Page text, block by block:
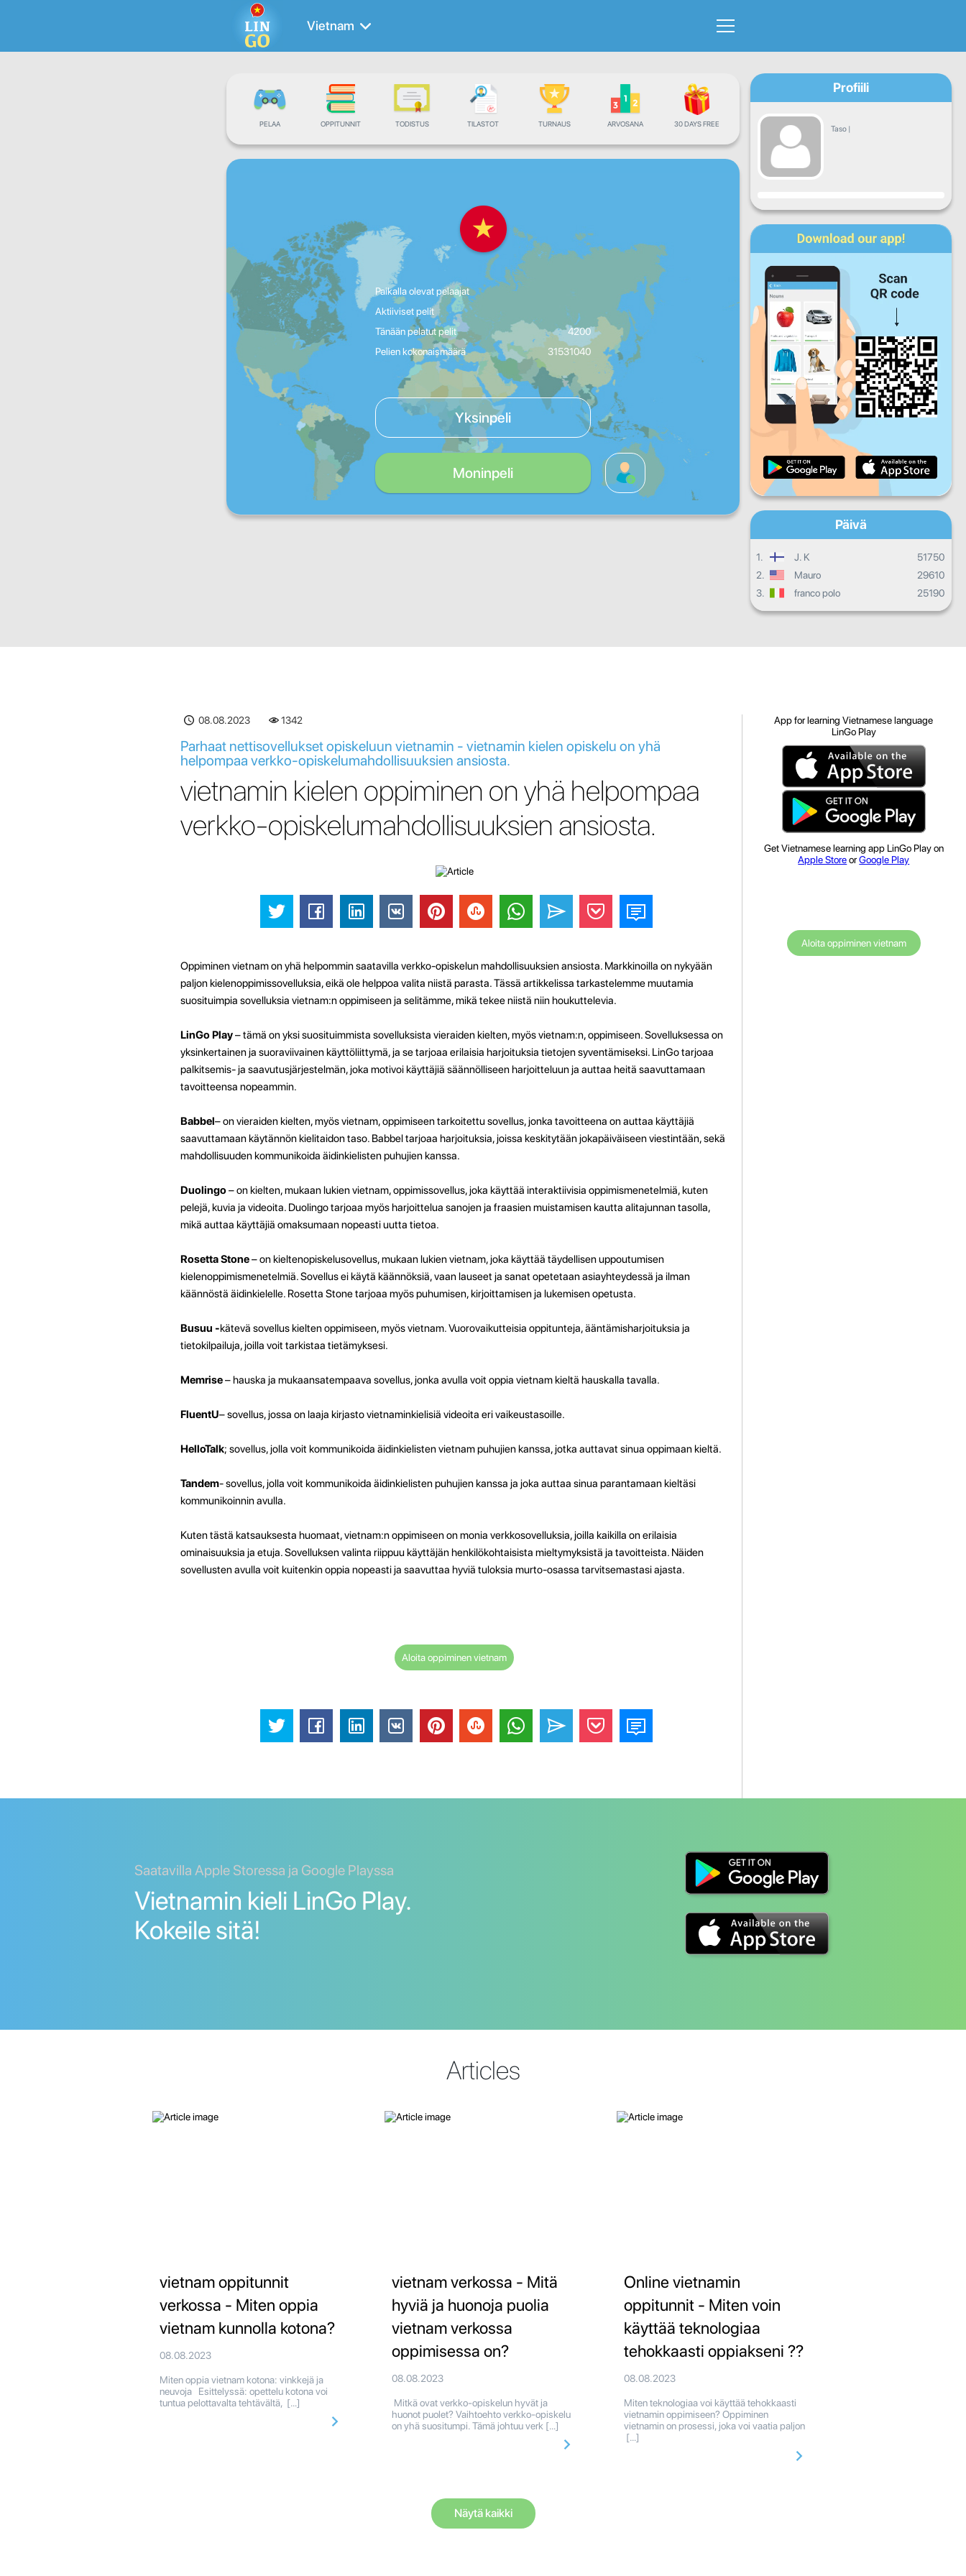
Vietnam
PELAA OPPITUNNIT TODISTUS TILASTOT TURNAUS ARVOSANA 30 DAYS FREE
Paikalla olevat pelaajat
Aktiiviset pelit
Tänään pelatut pelit
4200
Pelien kokonaismäärä
31531040
Yksinpeli
Moninpeli
Profiili
Taso |
Edistyminen
Ma Ke To
La Su
Päivittäinen edistyminen
Kuukausittainen edistyminen
Kokonaisedistyminen
Päivä
1. J. K
51750
2.
Mauro
29610
3.
franco polo 25190
08.08.2023 1343
Parhaat nettisovellukset opiskeluun vietnamin - vietnamin kielen opiskelu on yhä
helpompaa verkko-opiskelumahdollisuuksien ansiosta.
vietnamin kielen oppiminen on yhä helpompaa
verkko-opiskelumahdollisuuksien ansiosta.
Oppiminen vietnam on yhä helpommin saatavilla verkko-opiskelun mahdollisuuksien ansiosta. Markkinoilla on nykyään
paljon kielenoppimissovelluksia, eikä ole helppoa valita niistä parasta. Tässä artikkelissa tarkastelemme muutamia
suosituimpia sovelluksia vietnam:n oppimiseen ja selitämme, mikä tekee niistä niin houkuttelevia.
LinGo Play– tämä on yksi suosituimmista sovelluksista vieraiden kielten, myös vietnam:n, oppimiseen. Sovelluksessa on
yksinkertainen ja suoraviivainen käyttöliittymä, ja se tarjoaa erilaisia harjoituksia tietojen syventämiseksi. LinGo tarjoaa
palkitsemis- ja saavutusjärjestelmän, joka motivoi käyttäjiä säännölliseen harjoitteluun ja auttaa heitä saavuttamaan
tavoitteensa nopeammin.
Babbel– on vieraiden kielten, myös vietnam, oppimiseen tarkoitettu sovellus, jonka tavoitteena on auttaa käyttäjiä
saavuttamaan käytännön kielitaidon taso. Babbel tarjoaa harjoituksia, joissa keskitytään jokapäiväiseen viestintään, sekä
mahdollisuuden kommunikoida äidinkielisten puhujien kanssa.
Duolingo– on kielten, mukaan lukien vietnam, oppimissovellus, joka käyttää interaktiivisia oppimismenetelmiä, kuten
pelejä, kuvia ja videoita. Duolingo tarjoaa myös harjoittelua sanojen ja fraasien muistamisen kautta alitajunnan tasolla,
mikä auttaa käyttäjiä omaksumaan nopeasti uutta tietoa.
Rosetta Stone– on kieltenopiskelusovellus, mukaan lukien vietnam, joka käyttää täydellisen uppoutumisen
kielenoppimismenetelmiä. Sovellus ei käytä käännöksiä, vaan lauseet ja sanat opetetaan asiayhteydessä ja ilman
käännöstä äidinkielelle. Rosetta Stone tarjoaa myös puhumisen, kirjoittamisen ja lukemisen opetusta.
Busuu -kätevä sovellus kielten oppimiseen, myös vietnam. Vuorovaikutteisia oppitunteja, ääntämisharjoituksia ja
tietokilpailuja, joilla voit tarkistaa tietämyksesi.
Memrise– hauska ja mukaansatempaava sovellus, jonka avulla voit oppia vietnam kieltä hauskalla tavalla.
FluentU– sovellus, jossa on laaja kirjasto vietnaminkielisiä videoita eri vaikeustasoille.
HelloTalk; sovellus, jolla voit kommunikoida äidinkielisten vietnam puhujien kanssa, jotka auttavat sinua oppimaan kieltä.
Tandem- sovellus, jolla voit kommunikoida äidinkielisten puhujien kanssa ja joka auttaa sinua parantamaan kieltäsi
kommunikoinnin avulla.
Kuten tästä katsauksesta huomaat, vietnam:n oppimiseen on monia verkkosovelluksia, joilla kaikilla on erilaisia
ominaisuuksia ja etuja. Sovelluksen valinta riippuu käyttäjän henkilökohtaisista mieltymyksistä ja tavoitteista. Näiden
sovellusten avulla voit kuitenkin oppia nopeasti ja saavuttaa hyviä tuloksia murto-osassa tarvitsemastasi ajasta.
Aloita oppiminen vietnam
App for learning Vietnamese language
LinGo Play
Get Vietnamese learning app LinGo Play on
Apple StoreorGoogle Play
Aloita oppiminen vietnam
Saatavilla Apple Storessa ja Google Playssa
Vietnamin kieli LinGo Play.
Kokeile sitä!
Articles
vietnam oppitunnit
verkossa - Miten oppia
vietnam kunnolla kotona?
08.08.2023
Miten oppia vietnam kotona: vinkkejä ja
neuvoja Esittelyssä: opettelu kotona voi
tuntua pelottavalta tehtävältä, […]
vietnam verkossa - Mitä
hyviä ja huonoja puolia
vietnam verkossa
oppimisessa on?
08.08.2023
Mitkä ovat verkko-opiskelun hyvät ja
huonot puolet? Vaihtoehto verkko-opiskelu
on yhä suositumpi. Tämä johtuu verk […]
Online vietnamin
oppitunnit - Miten voin
käyttää teknologiaa
tehokkaasti oppiakseni ??
08.08.2023
Miten teknologiaa voi käyttää tehokkaasti
vietnamin oppimiseen? Oppiminen
vietnamin on prosessi, joka voi vaatia paljon
[…]
Näytä kaikki